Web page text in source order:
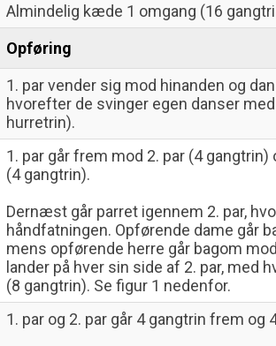
Almindelig kæde 1 omgang (16
Opføring
1. par vender sig mod hinanden og
hvorefter de svinger egen danser
hurretrin).
1. par går frem mod 2. par (4
(4 gangtrin).
Dernæst går parret igennem 2. par,
håndfatningen. Opførende dame går
mens opførende herre går bagom
lander på hver sin side af 2. par, med
(8 gangtrin). Se figur 1 nedenfor.
1. par og 2. par går 4 gangtrin frem og